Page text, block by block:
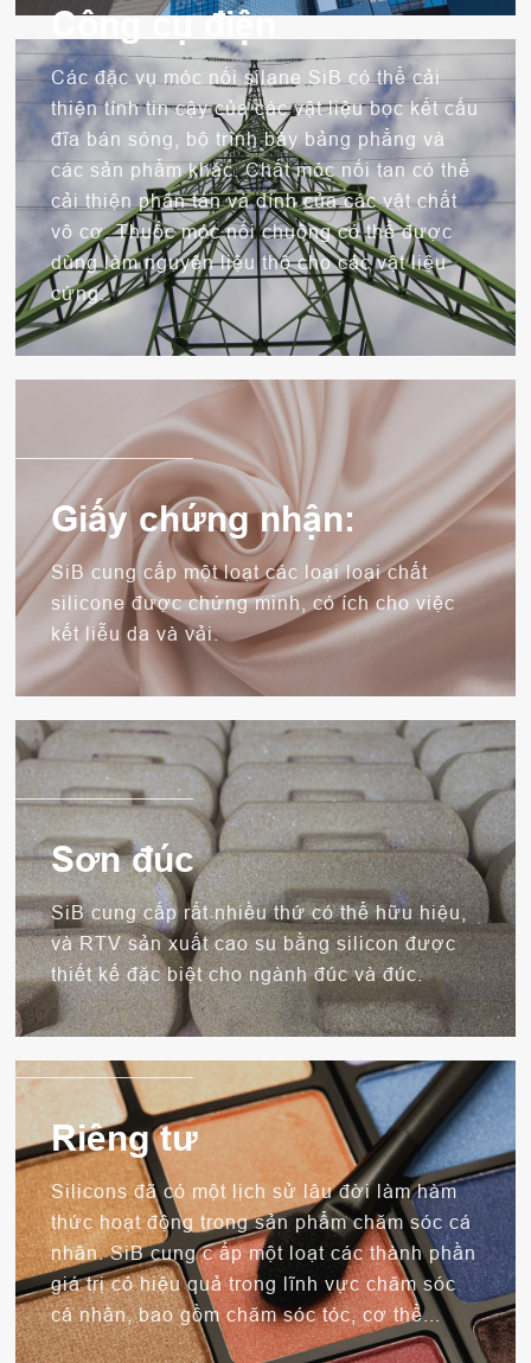
Công cụ điện
Các đặc vụ móc nối silane SiB có thể cải
thiện tính tin cậy của các vật liệu bọc kết cấu
đĩa bán sóng, bộ trình bày bảng phẳng và
các sản phẩm khác. Chất móc nối tan có thể
cải thiện phân tán và dính của các vật chất
vô cơ. Thuốc móc nối chuông có thể được
dùng làm nguyên liệu thô cho các vật liệu
cứng.
Giấy chứng nhận:
SiB cung cấp một loạt các loại loại chất
silicone được chứng minh, có ích cho việc
kết liễu da và vải.
Sơn đúc
SiB cung cấp rất nhiều thứ có thể hữu hiệu,
và RTV sản xuất cao su bằng silicon được
thiết kế đặc biệt cho ngành đúc và đúc.
Riêng tư
Silicons đã có một lịch sử lâu đời làm hàm
thức hoạt động trong sản phẩm chăm sóc cá
nhân. SiB cung c ấp một loạt các thành phần
giá trị có hiệu quả trong lĩnh vực chăm sóc
cá nhân, bao gồm chăm sóc tóc, cơ thể...